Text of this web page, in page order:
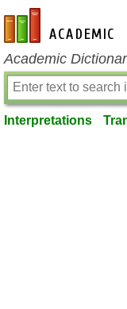
en-academic.com
Academic
Interpretations